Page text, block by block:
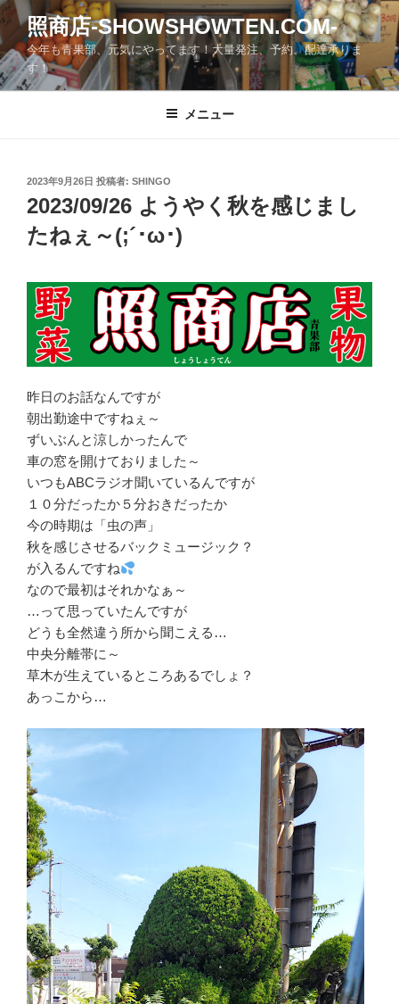
コ
テ
ン
ツ
照商店-SHOWSHOWTEN.COM-
今年も青果部、元気にやってます！大量発注、予約、配達承りま
す！
メニュー
投
稿
日:
2023年9月26日 投稿者: SHINGO
2023/09/26 ようやく秋を感じまし
たねぇ～(;´･ω･)
昨日のお話なんですが
朝出勤途中ですねぇ～
ずいぶんと涼しかったんで
車の窓を開けておりました～
いつもABCラジオ聞いているんですが
１０分だったか５分おきだったか
今の時期は「虫の声」
秋を感じさせるバックミュージック？
が入るんですね
なので最初はそれかなぁ～
…って思っていたんですが
どうも全然違う所から聞こえる…
中央分離帯に～
草木が生えているところあるでしょ？
あっこから…